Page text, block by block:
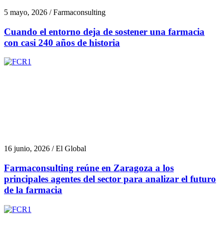
5 mayo, 2026 / Farmaconsulting
Cuando el entorno deja de sostener una farmacia
con casi 240 años de historia
16 junio, 2026 / El Global
Farmaconsulting reúne en Zaragoza a los
principales agentes del sector para analizar el futuro
de la farmacia